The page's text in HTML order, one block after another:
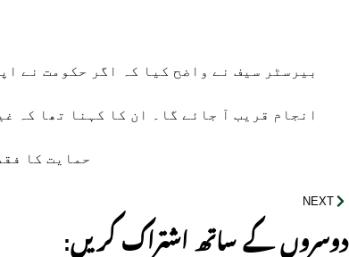
بیرسٹر سیف نے واضح کیا کہ اگر حکومت نے
انجام قریب آ جائے گا۔ ان کا کہنا تھا کہ
حمایت کا
NEXT
:دوسروں کے ساتھ اشتراک کریں